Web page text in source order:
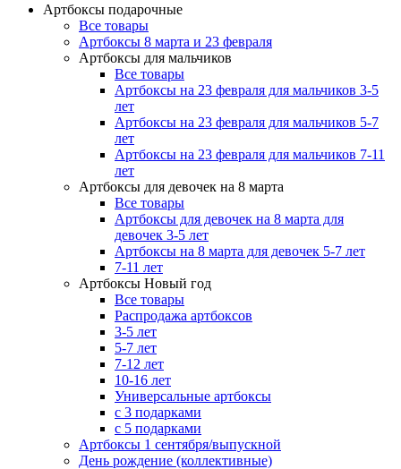
Артбоксы подарочные
Все товары
Артбоксы 8 марта и 23 февраля
Артбоксы для мальчиков
Все товары
Артбоксы на 23 февраля для мальчиков 3-5
лет
Артбоксы на 23 февраля для мальчиков 5-7
лет
Артбоксы на 23 февраля для мальчиков 7-11
лет
Артбоксы для девочек на 8 марта
Все товары
Артбоксы для девочек на 8 марта для
девочек 3-5 лет
Артбоксы на 8 марта для девочек 5-7 лет
7-11 лет
Артбоксы Новый год
Все товары
Распродажа артбоксов
3-5 лет
5-7 лет
7-12 лет
10-16 лет
Универсальные артбоксы
с 3 подарками
с 5 подарками
Артбоксы 1 сентября/выпускной
День рождение (коллективные)